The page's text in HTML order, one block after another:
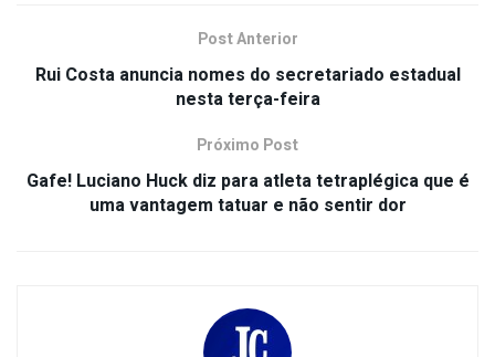
Post Anterior
Rui Costa anuncia nomes do secretariado estadual
nesta terça-feira
Próximo Post
Gafe! Luciano Huck diz para atleta tetraplégica que é
uma vantagem tatuar e não sentir dor